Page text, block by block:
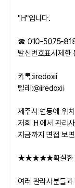
"H"입니다.
☎ 010-5075-
발신번호표시제한
카톡:iiredoxii
텔레:@iiredoxii
제주시 연동에 위
저희 H 에서 관리
지금까지 면접 보
★★★★★확실한
여러 관리사분들과